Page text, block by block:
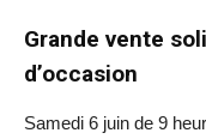
Grande vente
d’occasion
Samedi 6 juin de 9